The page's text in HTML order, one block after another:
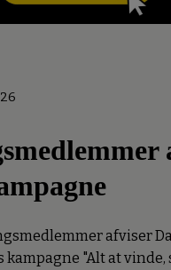
afviser
"Alt at vinde,